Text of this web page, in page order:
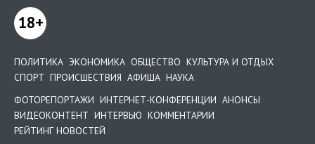
18+
ПОЛИТИКА ЭКОНОМИКА ОБЩЕСТВО КУЛЬТУРА И ОТДЫХ
СПОРТ ПРОИСШЕСТВИЯ АФИША НАУКА
ФОТОРЕПОРТАЖИ ИНТЕРНЕТ-КОНФЕРЕНЦИИ АНОНСЫ
ВИДЕОКОНТЕНТ ИНТЕРВЬЮ КОММЕНТАРИИ
РЕЙТИНГ НОВОСТЕЙ